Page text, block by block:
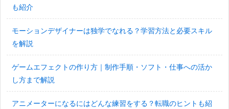
も紹介
モーションデザイナーは独学でなれる？学習方法と必要スキル
を解説
ゲームエフェクトの作り方｜制作手順・ソフト・仕事への活か
し方まで解説
アニメーターになるにはどんな練習をする？転職のヒントも紹